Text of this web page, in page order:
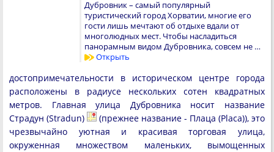
Дубровник – самый популярный
туристический город Хорватии, многие его
гости лишь мечтают об отдыхе вдали от
многолюдных мест. Чтобы насладиться
панорамным видом Дубровника, совсем не …
Открыть
достопримечательности в историческом центре города
расположены в радиусе нескольких сотен квадратных
метров. Главная улица Дубровника носит название
Страдун (Stradun)
(прежнее название - Плаца (Placa)), это
чрезвычайно уютная и красивая торговая улица,
окруженная множеством маленьких, вымощенных